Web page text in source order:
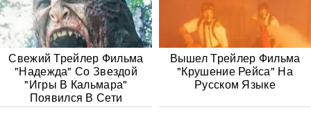
Свежий Трейлер Фильма
"Надежда" Со Звездой
"Игры В Кальмара"
Появился В Сети
Вышел Трейлер Фильма
"Крушение Рейса" На
Русском Языке